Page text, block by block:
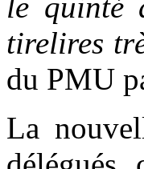
tirelires
du PMU
La